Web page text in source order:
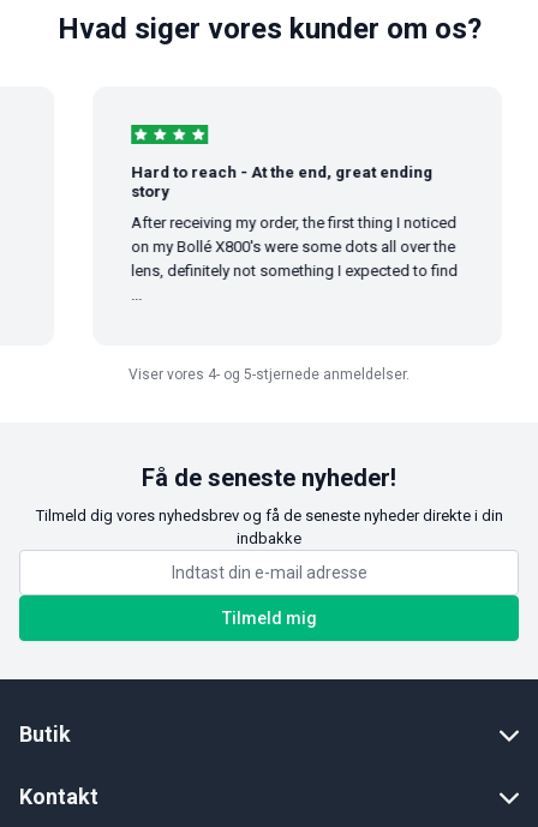
Hvad siger vores kunder om os?
Hard to reach - At the end, great ending
story
After receiving my order, the first thing I noticed
on my Bollé X800's were some dots all over the
lens, definitely not something I expected to find
Viser vores 4- og 5-stjernede anmeldelser.
Få de seneste nyheder!
Tilmeld dig vores nyhedsbrev og få de seneste nyheder direkte i din
indbakke
Tilmeld mig
Butik
Kontakt